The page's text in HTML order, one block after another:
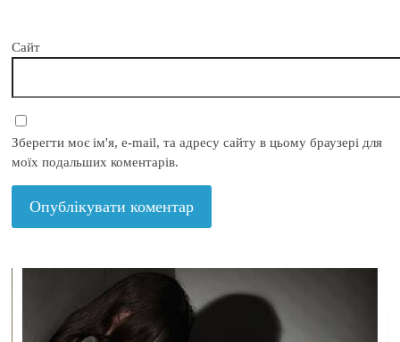
Сайт
Зберегти моє ім'я, e-mail, та адресу сайту в цьому браузері для
моїх подальших коментарів.